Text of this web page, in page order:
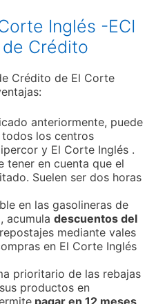
Inglés -ECI
Crédito
Crédito de El Corte
anteriormente, puede
los centros
y El Corte Inglés .
tener en cuenta que el
Suelen ser dos horas
en las gasolineras de
acumula descuentos del
mediante vales
en El Corte Inglés
prioritario de las rebajas
productos en
pagar en 12 meses